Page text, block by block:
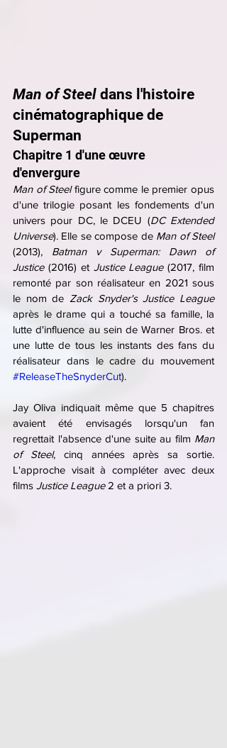
Man of Steel dans l'histoire
cinématographique de
Superman
Chapitre 1 d'une œuvre
d'envergure
Man of Steel figure comme le premier opus
d'une trilogie posant les fondements d'un
univers pour DC, le DCEU (DC Extended
Universe). Elle se compose de
Man of Steel
(2013), Batman v Superman: Dawn of
Justice (2016) et Justice League (2017, film
remonté par son réalisateur en 2021 sous
le nom de Zack Snyder's Justice League
après le drame qui a touché sa famille, la
lutte d'influence au sein de Warner Bros. et
une lutte de tous les instants des fans du
#ReleaseTheSnyderCut).
Jay Oliva indiquait même que 5 chapitres
avaient été envisagés lorsqu'un fan
regrettait l'absence d'une suite au film Man
of Steel, cinq années après sa sortie.
L'approche visait à compléter avec deux
films Justice League 2 et a priori 3.